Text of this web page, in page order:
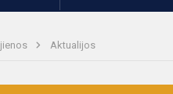
Aktualijos